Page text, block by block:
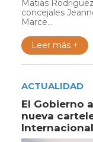
Matias
concejales
Marce...
Leer más +
ACTUALIDAD
El Gobierno
nueva